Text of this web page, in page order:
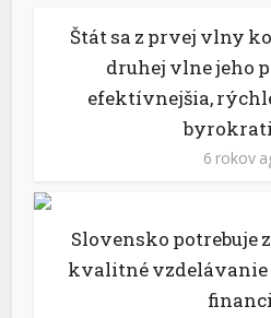
Štát sa z prvej vlny
druhej vlne jeho
efektívnejšia,
6 rokov
Slovensko potrebuje
kvalitné vzdelávanie